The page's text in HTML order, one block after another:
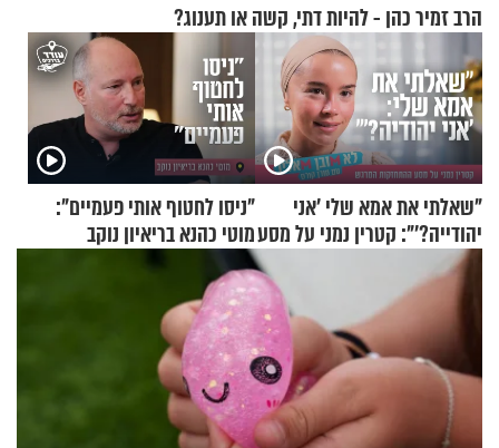
הרב זמיר כהן - להיות דתי, קשה או תענוג?
"שאלתי את אמא שלי 'אני
יהודייה?'": קטרין נמני על מסע
ההתחזקות המרגש
"ניסו לחטוף אותי פעמיים":
מוטי כהנא בריאיון נוקב